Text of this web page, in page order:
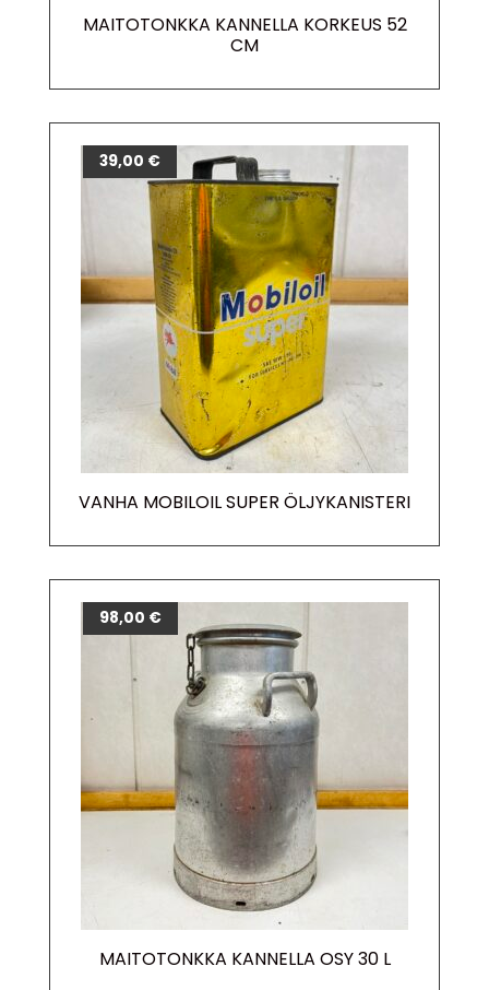
MAITOTONKKA KANNELLA KORKEUS 52
CM
VANHA MOBILOIL SUPER ÖLJYKANISTERI
39,00 €
MAITOTONKKA KANNELLA OSY 30 L
98,00 €